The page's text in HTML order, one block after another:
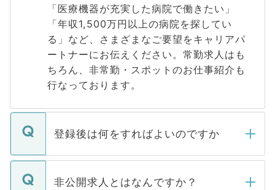
「医療機器が充実した病院で働きたい」
「年収1,500万円以上の病院を探してい
る」など、さまざまなご要望をキャリアパ
ートナーにお伝えください。常勤求人はも
ちろん、非常勤・スポットのお仕事紹介も
行なっております。
登録後は何をすればよいのですか
ご登録いただきましたら、弊社担当者がご
登録内容を確認し、その後メールもしくは
非公開求人とはなんですか？